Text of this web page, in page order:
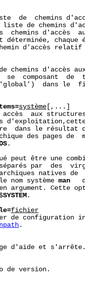
de  chemins
de chemins
chemins d'accès
déterminée, chaque
d'accès relatif
chemins d'accès
se  composant  de
dans le
système [,...]
aux
dans le résultat
des pages de
.
peut être une
par  des
natives de
nom système
man
argument. Cette
SYSTEM .
fichier
de configuration
.
d'aide et
de version.